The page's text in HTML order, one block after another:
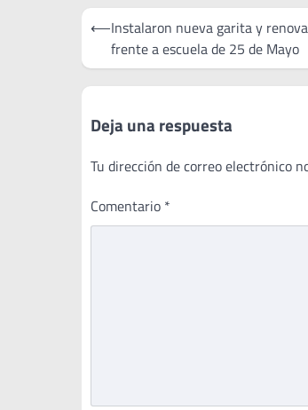
Navegación
entradas
⟵Instalaron nueva garita y
frente a escuela de 25 de Mayo
Deja una respuesta
Tu dirección de correo electrónico
Comentario *